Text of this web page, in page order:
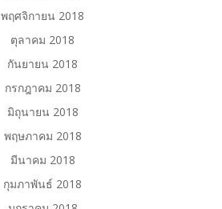
พฤศจิกายน 2018
ตุลาคม 2018
กันยายน 2018
กรกฎาคม 2018
มิถุนายน 2018
พฤษภาคม 2018
มีนาคม 2018
กุมภาพันธ์ 2018